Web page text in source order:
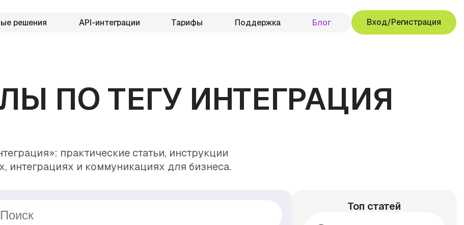
решения API-интеграции Тарифы Поддержка Блог Вход/Регистрация
ПО ТЕГУ ИНТЕГРАЦИЯ
практические статьи, инструкции
интеграциях и коммуникациях для бизнеса.
Топ статей